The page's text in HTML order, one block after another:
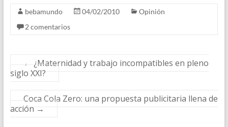
bebamundo 04/02/2010
Opinión
2 comentarios
←
¿Maternidad y trabajo incompatibles en pleno
siglo XXI?
Coca Cola Zero: una propuesta publicitaria llena de
acción →